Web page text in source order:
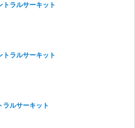
トラルサーキット
トラルサーキット
ラルサーキット